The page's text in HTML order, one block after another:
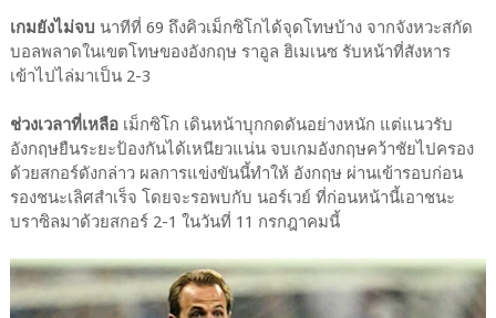
เกมยังไม่จบ นาทีที่ 69 ถึงคิวเม็กซิโกได้จุดโทษบ้าง จากจังหวะสกัด
บอลพลาดในเขตโทษของอังกฤษ ราอูล ฮิเมเนซ รับหน้าที่สังหาร
เข้าไปไล่มาเป็น 2-3
ช่วงเวลาที่เหลือเม็กซิโก เดินหน้าบุกกดดันอย่างหนัก แต่แนวรับ
อังกฤษยืนระยะป้องกันได้เหนียวแน่น จบเกมอังกฤษคว้าชัยไปครอง
ด้วยสกอร์ดังกล่าว​ ผลการแข่งขันนี้ทำให้ อังกฤษ ผ่านเข้ารอบก่อน
รองชนะเลิศสำเร็จ โดยจะรอพบกับ นอร์เวย์ ที่ก่อนหน้านี้เอาชนะ
บราซิลมาด้วยสกอร์ 2-1 ในวันที่ 11 กรกฎาคมนี้